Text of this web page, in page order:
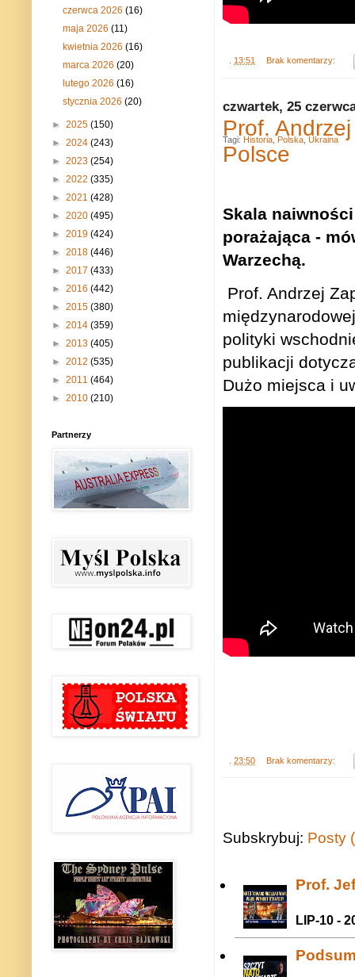
13:51 Brak komentarzy:
czwartek, 25
Prof.
Polsce
Skala
porażająca -
Warzechą.
Prof. Andrzej
polityki
publikacji
Dużo miejsca i
23:50 Brak komentarzy:
Tagi: Historia Polska Ukraina
Subskrybuj: Posty
Prof.
LIP-10 -
czerwca 2026(16)
maja 2026(11)
kwietnia 2026(16)
marca 2026(20)
lutego 2026(16)
stycznia 2026(20)
► 2025 (150)
► 2024 (243)
► 2023 (254)
► 2022 (335)
► 2021 (428)
► 2020 (495)
► 2019 (424)
► 2018 (446)
► 2017 (433)
► 2016 (442)
► 2015 (380)
► 2014 (359)
► 2013 (405)
► 2012 (535)
► 2011 (464)
► 2010 (210)
Partnerzy